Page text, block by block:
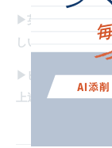
▶英語スピーキン
しい社会人向け】
▶ビジネスで必須
上達のための3ス